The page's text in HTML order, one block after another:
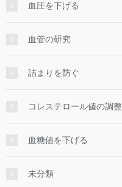
血圧を下げる
血管の研究
詰まりを防ぐ
コレステロール値の調整
血糖値を下げる
未分類